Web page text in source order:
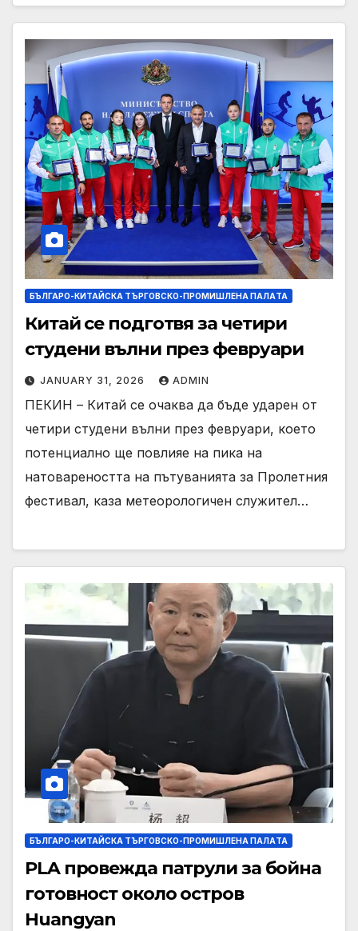
БЪЛГАРО-КИТАЙСКА ТЪРГОВСКО-ПРОМИШЛЕНА ПАЛAТА
Китай се подготвя за четири
студени вълни през февруари
JANUARY 31, 2026 ADMIN
ПЕКИН – Китай се очаква да бъде ударен от
четири студени вълни през февруари, което
потенциално ще повлияе на пика на
натовареността на пътуванията за Пролетния
фестивал, каза метеорологичен служител…
БЪЛГАРО-КИТАЙСКА ТЪРГОВСКО-ПРОМИШЛЕНА ПАЛAТА
PLA провежда патрули за бойна
готовност около остров
Huangyan